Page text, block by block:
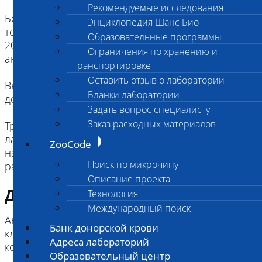
Рекомендуемые исследования
Энциклопедия Шанс Био
Образовательные программы
Ограничения по хранению и
транспортировке
Оставить отзыв о лаборатории
Бланки лаборатории
Задать вопрос специалисту
Заказ расходных материалов
ZooCode
Поиск по микрочипу
Описание проекта
Технология
Международный поиск
Банк донорской крови
Адреса лабораторий
Образовательный центр
Более длительное хранение предусмотрено
только для сыворотки в замороженном виде (-17-
20 С): использовать пробирку без консерваторов/
антикоагулянтов
Внимание!! замораживать сыворотку в шприце не
допустимо
Транспортировка замороженной сывортки в
лабораторию должна осуществлятся в термосе
на льду, для предотвращения этапа
размораживания.
Диагностическая информация
Антимюллеров Гормон (АМГ) вырабатывается
клетками яичников у сук и клетками Сертоли у
кобелей.